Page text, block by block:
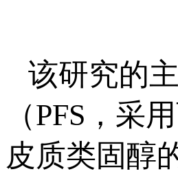
该研究的
（PFS，采
皮质类固醇